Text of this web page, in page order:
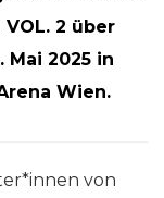
VOL. 2 über
Mai 2025 in
Wien.
von